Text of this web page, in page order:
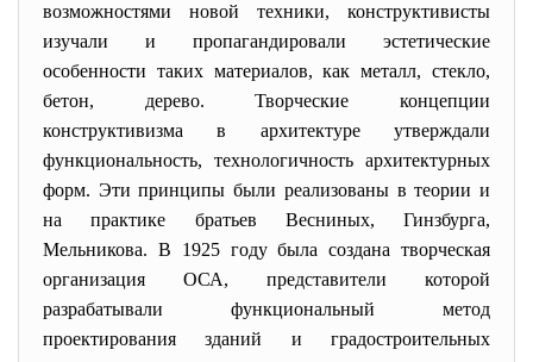
возможностями новой техники, конструктивисты
изучали и пропагандировали эстетические
особенности таких материалов, как металл, стекло,
бетон, дерево. Творческие концепции
конструктивизма в архитектуре утверждали
функциональность, технологичность архитектурных
форм. Эти принципы были реализованы в теории и
на практике братьев Весниных, Гинзбурга,
Мельникова. В 1925 году была создана творческая
организация ОСА, представители которой
разрабатывали функциональный метод
проектирования зданий и градостроительных